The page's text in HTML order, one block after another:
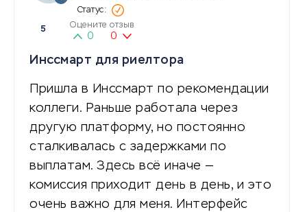
5 Оцените отзыв
0 0
Инссмарт для риелтора
Пришла в Инссмарт по рекомендации
коллеги. Раньше работала через
другую платформу, но постоянно
сталкивалась с задержками по
выплатам. Здесь всё иначе —
комиссия приходит день в день, и это
очень важно для меня. Интерфейс